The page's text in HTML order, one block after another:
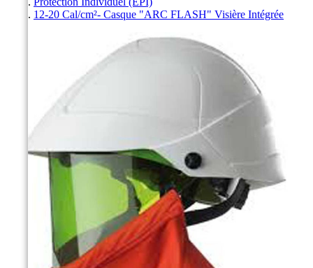
12-20 Cal/cm²- Casque "ARC FLASH" Visière Intégrée